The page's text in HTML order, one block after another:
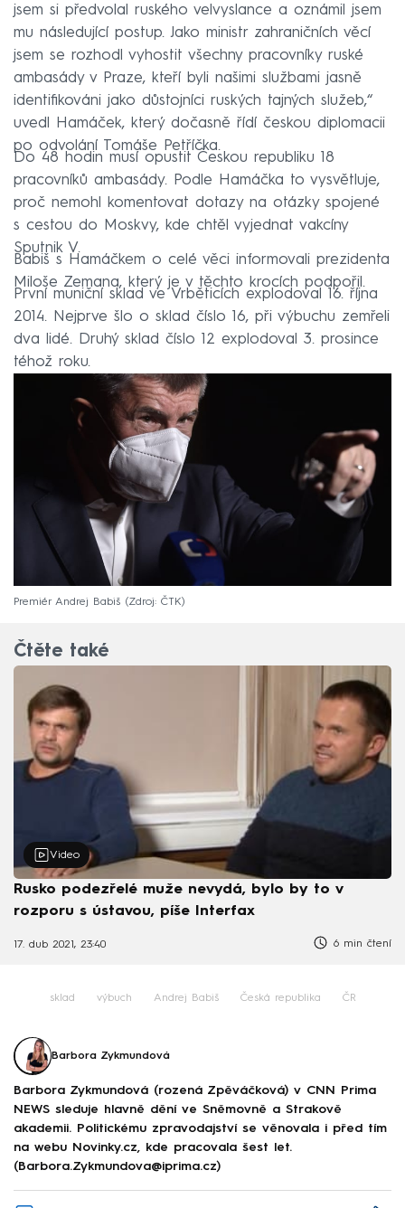
jsem si předvolal ruského velvyslance a oznámil jsem
mu následující postup. Jako ministr zahraničních věcí
jsem se rozhodl vyhostit všechny pracovníky ruské
ambasády v Praze, kteří byli našimi službami jasně
identifikováni jako důstojníci ruských tajných služeb,“
uvedl Hamáček, který dočasně řídí českou diplomacii
po odvolání Tomáše Petříčka.
Do 48 hodin musí opustit Českou republiku 18
pracovníků ambasády. Podle Hamáčka to vysvětluje,
proč nemohl komentovat dotazy na otázky spojené
s cestou do Moskvy, kde chtěl vyjednat vakcíny
Sputnik V.
Babiš s Hamáčkem o celé věci informovali prezidenta
Miloše Zemana, který je v těchto krocích podpořil.
První muniční sklad ve Vrběticích explodoval 16. října
2014. Nejprve šlo o sklad číslo 16, při výbuchu zemřeli
dva lidé. Druhý sklad číslo 12 explodoval 3. prosince
téhož roku.
Premiér Andrej Babiš Zdroj: ČTK
Čtěte také
Video
Rusko podezřelé muže nevydá, bylo by to v
rozporu s ústavou, píše Interfax
17. dub 2021, 23:40 6 min čtení
sklad výbuch Andrej Babiš Česká republika ČR
Barbora Zykmundová
Barbora Zykmundová (rozená Zpěváčková) v CNN Prima
NEWS sleduje hlavně dění ve Sněmovně a Strakově
akademii. Politickému zpravodajství se věnovala i před tím
na webu Novinky.cz, kde pracovala šest let.
(Barbora.Zykmundova@iprima.cz)